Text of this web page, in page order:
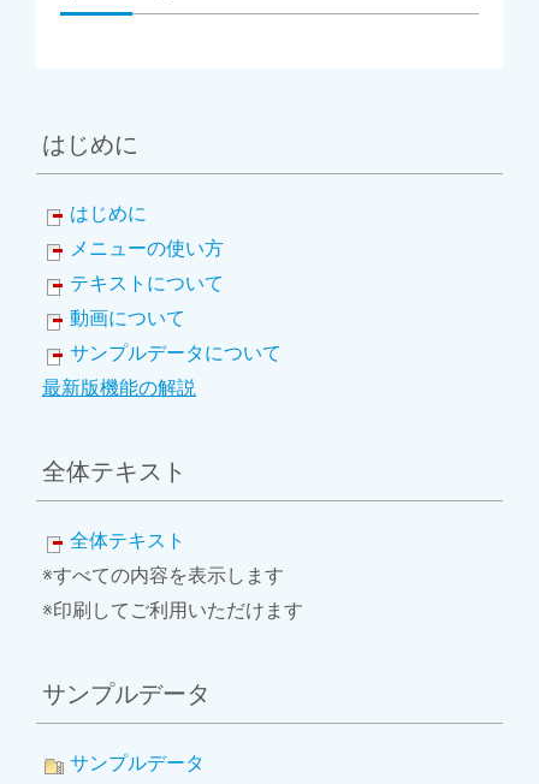
はじめに
はじめに
メニューの使い方
テキストについて
動画について
サンプルデータについて
最新版機能の解説
全体テキスト
全体テキスト
※すべての内容を表示します
※印刷してご利用いただけます
サンプルデータ
サンプルデータ